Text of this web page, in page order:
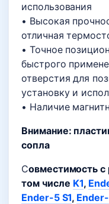
использования
• Высокая
отличная
• Точное
быстрого
отверстия для
установку и
• Наличие
Внимание:
сопла
Совместимость
том числе K1,
Ender-5 S1,